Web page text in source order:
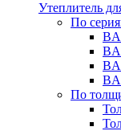
Утеплитель
По
По